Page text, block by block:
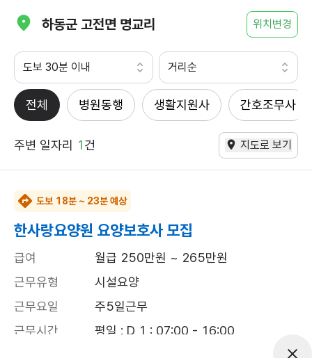
하동군 고전면 명교리 위치변경
도보 30분 이내 거리순
전체 병원동행 생활지원사 간호조무사
주변 일자리 1건 지도로 보기
도보 18분 ~ 23분 예상
한사랑요양원 요양보호사 모집
급여
월급 250만원 ~ 265만원
근무유형
시설요양
근무요일
주5일근무
근무시간
평일 : D 1 : 07:00 - 16:00